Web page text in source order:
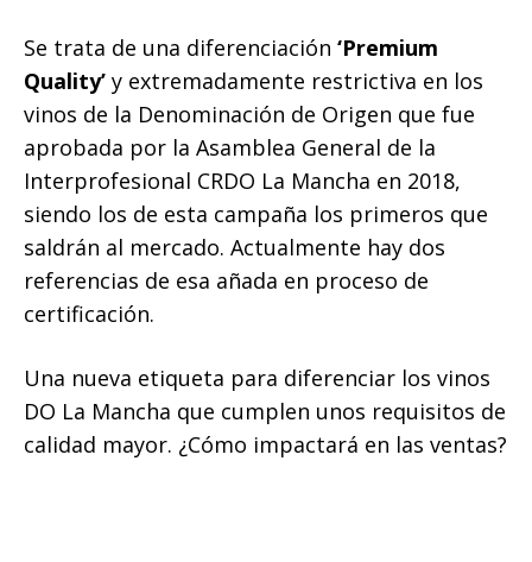
Se trata de una diferenciación ‘Premium
Quality’ y extremadamente restrictiva en los
vinos de la Denominación de Origen que fue
aprobada por la Asamblea General de la
Interprofesional CRDO La Mancha en 2018,
siendo los de esta campaña los primeros que
saldrán al mercado. Actualmente hay dos
referencias de esa añada en proceso de
certificación.
Una nueva etiqueta para diferenciar los vinos
DO La Mancha que cumplen unos requisitos de
calidad mayor. ¿Cómo impactará en las ventas?